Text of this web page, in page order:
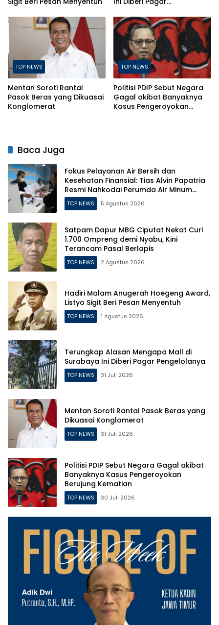
TOP NEWS
Mentan Soroti Rantai
Pasok Beras yang Dikuasai
Konglomerat
TOP NEWS
Politisi PDIP Sebut Negara
Gagal akibat Banyaknya
Kasus Pengeroyokan
Baca Juga
Fokus Pelayanan Air Bersih dan
Kesehatan Finansial: Tias Alvin Papatria
Resmi Nahkodai Perumda Air Minum
Surabaya
TOP NEWS 5 Agustus 2026
Satpam Dapur MBG Ciputat Nekat Curi
1.700 Ompreng demi Nyabu, Kini
Terancam Pasal Berlapis
TOP NEWS 2 Agustus 2026
Hadiri Malam Anugerah Hoegeng Award,
Listyo Sigit Beri Pesan Menyentuh
TOP NEWS 1 Agustus 2026
Terungkap Alasan Mengapa Mall di
Surabaya Ini Diberi Pagar Pengelolanya
TOP NEWS 31 Juli 2026
Mentan Soroti Rantai Pasok Beras yang
Dikuasai Konglomerat
TOP NEWS 31 Juli 2026
Politisi PDIP Sebut Negara Gagal akibat
Banyaknya Kasus Pengeroyokan
Berujung Kematian
TOP NEWS 30 Juli 2026